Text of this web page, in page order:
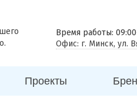
Время работы:
Офис: г. Минск, ул.
Проекты
Переговорная комната
Музей